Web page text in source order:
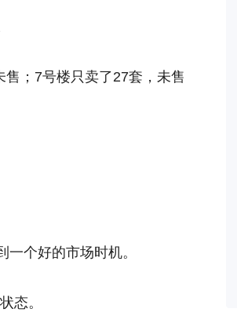
；7号楼只卖了27套，未售
个好的市场时机。
态。